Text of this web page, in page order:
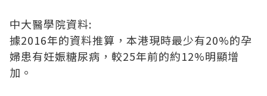
中大醫學院資料:
據2016年的資料推算，本港現時最少有20%的孕
婦患有妊娠糖尿病，較25年前的約12%明顯增
加。